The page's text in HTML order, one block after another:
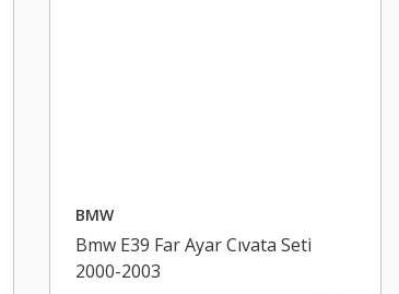
BMW
Bmw E39 Far Ayar Cıvata Seti
2000-2003